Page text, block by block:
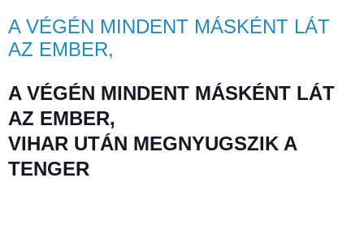
A VÉGÉN MINDENT MÁSKÉNT LÁT
AZ EMBER,
A VÉGÉN MINDENT MÁSKÉNT LÁT
AZ EMBER,
VIHAR UTÁN MEGNYUGSZIK A
TENGER